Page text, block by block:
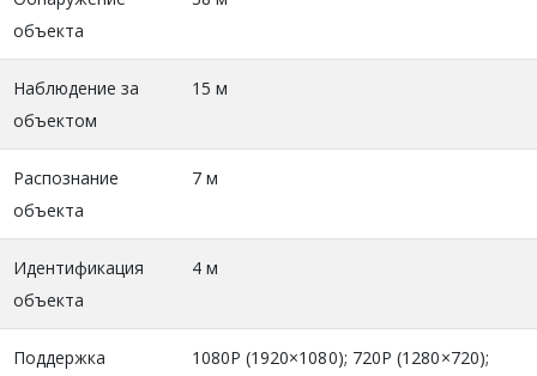
объекта
Наблюдение за
объектом
15 м
Распознание
объекта
7 м
Идентификация
объекта
4 м
Поддержка
1080P (1920×1080); 720P (1280×720);